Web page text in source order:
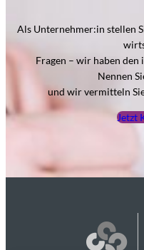
Als Unternehmer:in stellen
Fragen – wir haben
Nennen
und wir vermitteln
Jetzt